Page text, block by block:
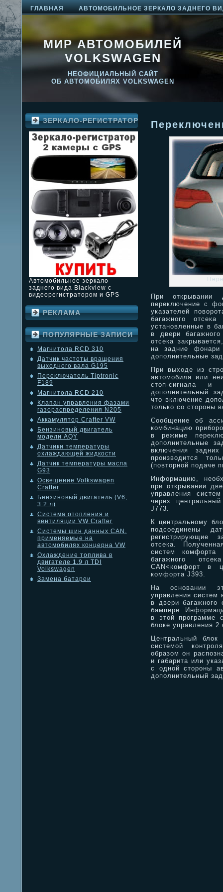
ГЛАВНАЯ АВТОМОБИЛЬНОЕ ЗЕРКАЛО ЗАДНЕГО
МИР АВТОМОБИЛЕЙ
VOLKSWAGEN
НЕОФИЦИАЛЬНЫЙ САЙТ
ОБ АВТОМОБИЛЯХ VOLKSWAGEN
ЗЕРКАЛО-РЕГИСТРАТОР
Автомобильное зеркало
заднего вида Blackview с
видеорегистратором и GPS
РЕКЛАМА
ПОПУЛЯРНЫЕ ЗАПИСИ
Магнитола RCD 310
Датчик частоты вращения
выходного вала G195
Переключатель Tiptronic
F189
Магнитола RCD 210
Клапан управления фазами
газораспределения N205
Аккамулятор Crafter VW
Бензиновый двигатель
модели AQY
Датчики температуры
охлаждающей жидкости
Датчик температуры масла
G93
Освещение Volkswagen
Crafter
Бензиновый двигатель (V6,
3.2 л)
Система отопления и
вентиляции VW Crafter
Системы шин данных CAN,
применяемые на
автомобилях концерна VW
Охлаждение топлива в
двигателе 1.9 л TDI
Volkswagen
Замена батареи
При открывании
переключение с
указателей
багажного
установленные в
в двери
отсека
на задние
дополнительные
При выходе из
автомобиля или
стоп-сигнала и
дополнительный
что включение
только со стороны
Сообщение об
комбинацию
в режиме
дополнительные
включения
производится
(повторной подаче
Информацию,
при открывании
управления
через
J773.
К центральному
подсоединены
регистрирующие
отсека.
систем
багажного
CAN<комфорт в
комфорта J393.
На основании
управления систем
в двери
бампере.
в этой программе
блоке управления
Центральный
системой
образом он
и габарита или
с одной стороны
дополнительный